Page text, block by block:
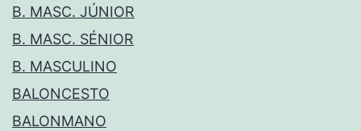
B. MASC. JÚNIOR
B. MASC. SÉNIOR
B. MASCULINO
BALONCESTO
BALONMANO